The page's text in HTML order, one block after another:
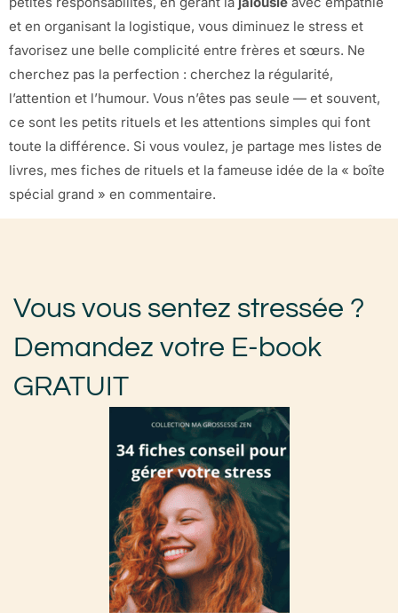
et en organisant la logistique, vous diminuez le stress et
favorisez une belle complicité entre frères et sœurs. Ne
cherchez pas la perfection : cherchez la régularité,
l’attention et l’humour. Vous n’êtes pas seule — et souvent,
ce sont les petits rituels et les attentions simples qui font
toute la différence. Si vous voulez, je partage mes listes de
livres, mes fiches de rituels et la fameuse idée de la « boîte
spécial grand » en commentaire.
Vous vous sentez stressée ?
Demandez votre E-book
GRATUIT